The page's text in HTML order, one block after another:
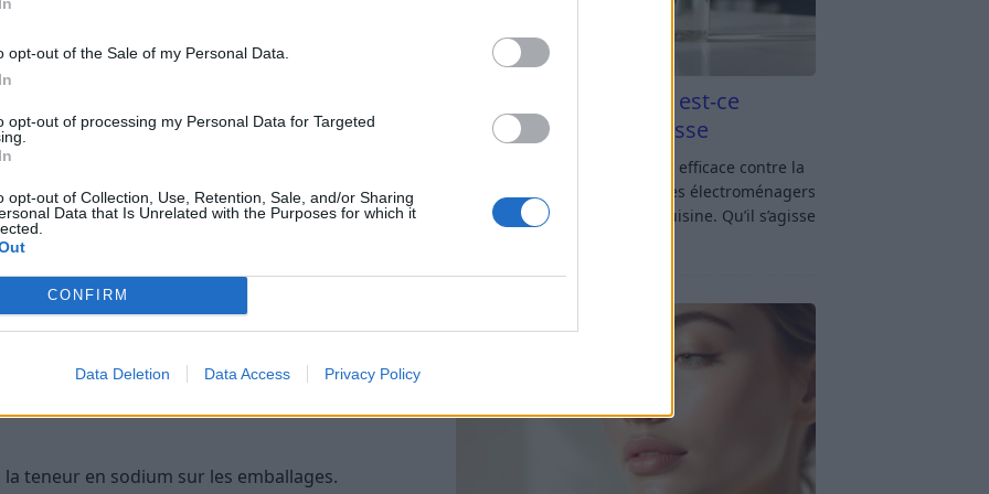
opt-out of the Sale of my Personal Data.
opt-out of processing my Personal Data for Targeted
opt-out of Collection, Use, Retention, Sale, and/or Sharing
Data that Is Unrelated with the Purposes for which it
CONFIRM
Data Deletion Data Access Privacy Policy
sel total consommé, y compris celui déjà
excessive de sel
:
de sel ?
garder un œil sur votre consommation de sel ?
la teneur en sodium sur les emballages.
Vinaigre blanc et four est-ce
efficace contre la graisse
Vinaigre blanc et four : est-ce efficace contre la
graisse ? Le four fait partie des électroménagers
les plus sollicités dans une cuisine. Qu’il s’agisse